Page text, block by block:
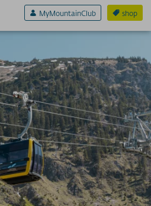
shop
MyMountainClub